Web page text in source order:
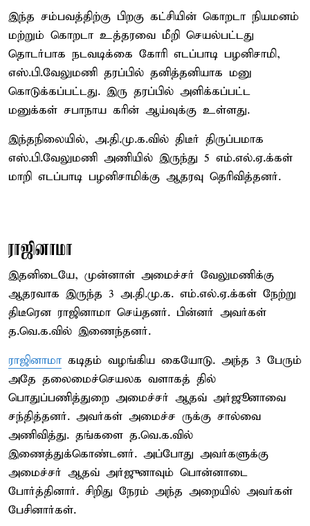
இந்த சம்பவத்திற்கு பிறகு கட்சியின் கொறடா நியமனம்
மற்றும் கொறடா உத்தரவை மீறி செயல்பட்டது
தொடர்பாக நடவடிக்கை கோரி எடப்பாடி பழனிசாமி,
எஸ்.பி.வேலுமணி தரப்பில் தனித்தனியாக மனு
கொடுக்கப்பட்டது. இரு தரப்பில் அளிக்கப்பட்ட
மனுக்கள் சபாநாய கரின் ஆய்வுக்கு உள்ளது.
இந்தநிலையில், அ.தி.மு.க.வில் திடீர் திருப்பமாக
எஸ்.பி.வேலுமணி அணியில் இருந்து 5 எம்.எல்.ஏ.க்கள்
மாறி எடப்பாடி பழனிசாமிக்கு ஆதரவு தெரிவித்தனர்.
ராஜினாமா
இதனிடையே, முன்னாள் அமைச்சர் வேலுமணிக்கு
ஆதரவாக இருந்த 3 அ.தி.மு.க. எம்.எல்.ஏ.க்கள் நேற்று
திடீரென ராஜினாமா செய்தனர். பின்னர் அவர்கள்
த.வெ.க.வில் இணைந்தனர்.
ராஜினாமா கடிதம் வழங்கிய கையோடு. அந்த 3 பேரும்
அதே தலைமைச்செயலக வளாகத் தில்
பொதுப்பணித்துறை அமைச்சர் ஆதவ் அர்ஜூனாவை
சந்தித்தனர். அவர்கள் அமைச்ச ருக்கு சால்வை
அணிவித்து. தங்களை த.வெ.க.வில்
இணைத்துக்கொண்டனர். அப்போது அவர்களுக்கு
அமைச்சர் ஆதவ் அர்ஜுனாவும் பொன்னாடை
போர்த்தினார். சிறிது நேரம் அந்த அறையில் அவர்கள்
பேசினார்கள்.